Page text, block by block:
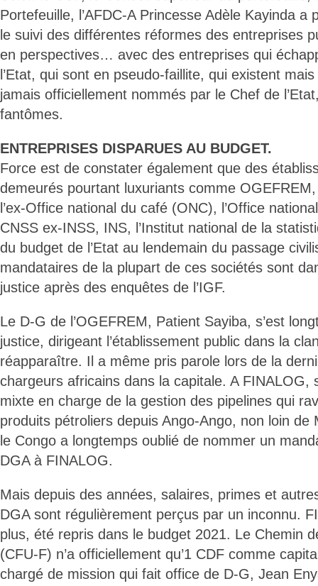
Portefeuille, l’AFDC-A Princesse Adèle Kayinda a
le suivi des différentes réformes des entreprises
en perspectives… avec des entreprises qui
l’Etat, qui sont en pseudo-faillite, qui existent
jamais officiellement nommés par le Chef de
fantômes.
ENTREPRISES DISPARUES AU BUDGET.
Force est de constater également que des
demeurés pourtant luxuriants comme
l’ex-Office national du café (ONC), l’Office
CNSS ex-INSS, INS, l’Institut national de la
du budget de l’Etat au lendemain du passage
mandataires de la plupart de ces sociétés sont
justice après des enquêtes de l’IGF.
Le D-G de l’OGEFREM, Patient Sayiba, s’est
justice, dirigeant l’établissement public dans la
réapparaître. Il a même pris parole lors de la
chargeurs africains dans la capitale. A FINALOG,
mixte en charge de la gestion des pipelines qui
produits pétroliers depuis Ango-Ango, non loin de
le Congo a longtemps oublié de nommer un
DGA à FINALOG.
Mais depuis des années, salaires, primes et
DGA sont régulièrement perçus par un inconnu.
plus, été repris dans le budget 2021. Le Chemin
(CFU-F) n’a officiellement qu’1 CDF comme
chargé de mission qui fait office de D-G, Jean